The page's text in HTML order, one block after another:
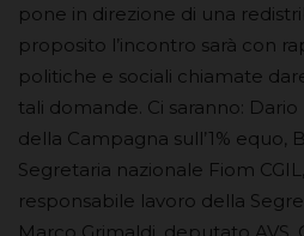
pone in direzione di una
proposito l’incontro sarà con
politiche e sociali chiamate
tali domande. Ci saranno:
della Campagna sull’1% equo,
Segretaria nazionale Fiom
responsabile lavoro della